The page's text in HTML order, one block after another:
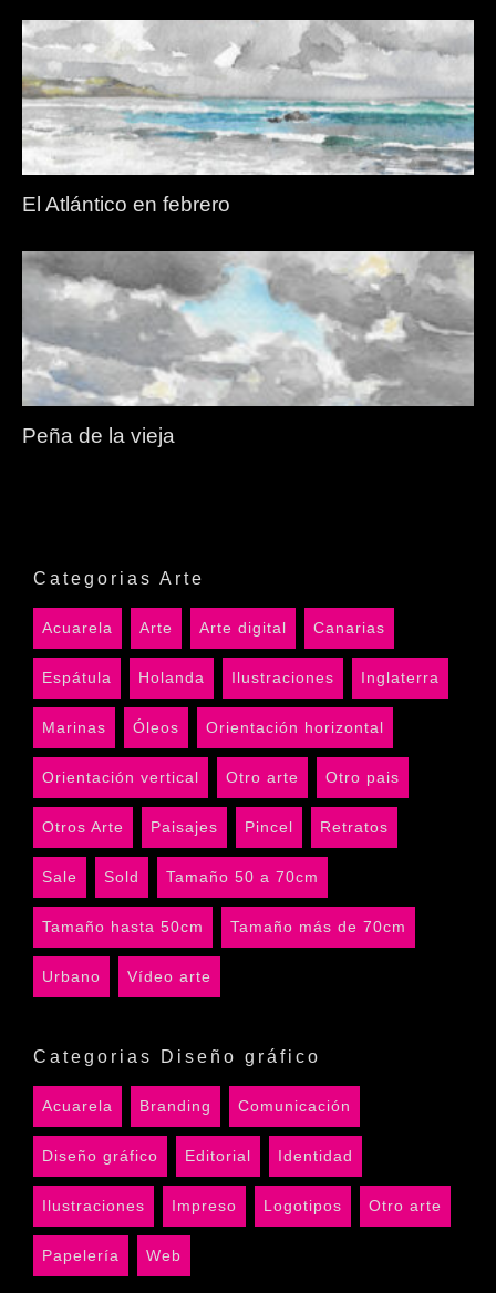
El Atlántico en febrero
Peña de la vieja
Categorias Arte
Acuarela Arte Arte digital Canarias
Espátula Holanda Ilustraciones Inglaterra
Marinas Óleos Orientación horizontal
Orientación vertical Otro arte Otro pais
Otros Arte Paisajes Pincel Retratos
Sale Sold Tamaño 50 a 70cm
Tamaño hasta 50cm Tamaño más de 70cm
Urbano Vídeo arte
Categorias Diseño gráfico
Acuarela Branding Comunicación
Diseño gráfico Editorial Identidad
Ilustraciones Impreso Logotipos Otro arte
Papelería Web